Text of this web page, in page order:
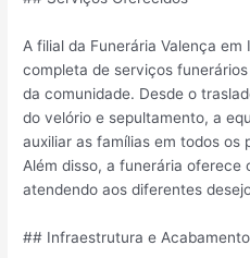
A filial da Funerária Valença
completa de serviços
da comunidade. Desde o
do velório e sepultamento, a
auxiliar as famílias em todos os
Além disso, a funerária oferece
atendendo aos diferentes
## Infraestrutura e